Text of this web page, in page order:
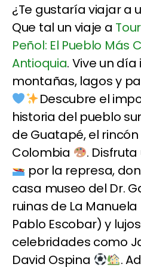
¿Te gustaría viajar a
Que tal un viaje a
Peñol: El Pueblo Más
Antioquia. Vive un
montañas, lagos y
Descubre el
historia del pueblo
de Guatapé, el
Colombia
.
por la represa,
casa museo del Dr.
ruinas de La
Pablo Escobar) y
celebridades como
David Ospina
.